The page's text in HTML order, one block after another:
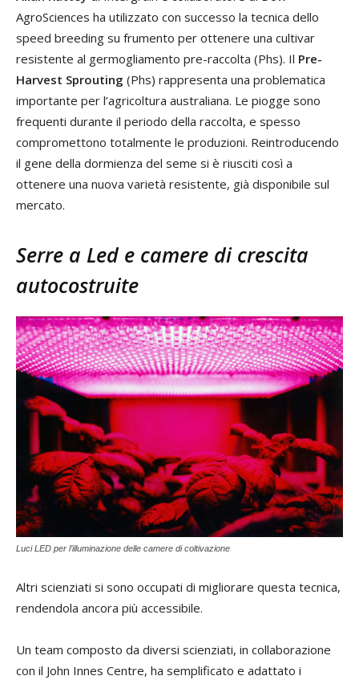
AgroSciences ha utilizzato con successo la tecnica dello
speed breeding su frumento per ottenere una cultivar
resistente al germogliamento pre-raccolta (Phs). Il Pre-
Harvest Sprouting (Phs) rappresenta una problematica
importante per l’agricoltura australiana. Le piogge sono
frequenti durante il periodo della raccolta, e spesso
compromettono totalmente le produzioni. Reintroducendo
il gene della dormienza del seme si è riusciti così a
ottenere una nuova varietà resistente, già disponibile sul
mercato.
Serre a Led e camere di crescita
autocostruite
Luci LED per l’illuminazione delle camere di coltivazione
Altri scienziati si sono occupati di migliorare questa tecnica,
rendendola ancora più accessibile.
Un team composto da diversi scienziati, in collaborazione
con il John Innes Centre, ha semplificato e adattato i